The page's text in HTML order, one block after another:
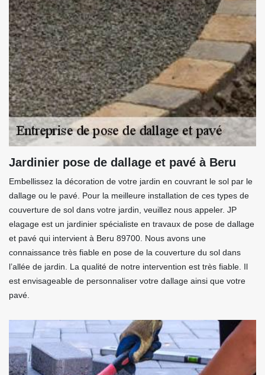
Jardinier pose de dallage et pavé à Beru
Embellissez la décoration de votre jardin en couvrant le sol par le
dallage ou le pavé. Pour la meilleure installation de ces types de
couverture de sol dans votre jardin, veuillez nous appeler. JP
elagage est un jardinier spécialiste en travaux de pose de dallage
et pavé qui intervient à Beru 89700. Nous avons une
connaissance très fiable en pose de la couverture du sol dans
l’allée de jardin. La qualité de notre intervention est très fiable. Il
est envisageable de personnaliser votre dallage ainsi que votre
pavé.